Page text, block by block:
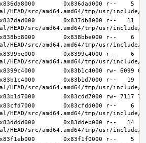
0x836dad000 r--    5
0x837db8000 r--   11
0x838bbe000 r--    6
0x8399c4000 r--    6
0x83b1d7000 r--   19
0x83cfdd000 r--    6
0x83ddeb000 r--   14
0x83f1f0000 r--    5